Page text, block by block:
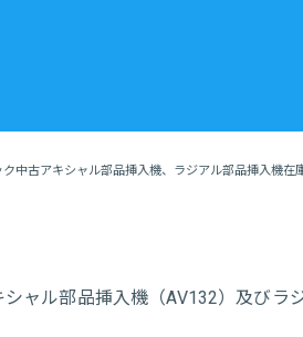
ク中古アキシャル部品挿入機、ラジアル部品挿入機在
ャル部品挿入機（AV132）及びラ